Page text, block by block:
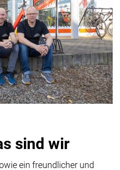
sind wir
ein freundlicher und